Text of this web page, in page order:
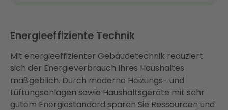
Energieeffiziente Technik
Mit energieeffizienter Gebäudetechnik reduziert
sich der Energieverbrauch Ihres Haushaltes
maßgeblich. Durch moderne Heizungs- und
Lüftungsanlagen sowie Haushaltsgeräte mit sehr
gutem Energiestandard sparen Sie Ressourcen und